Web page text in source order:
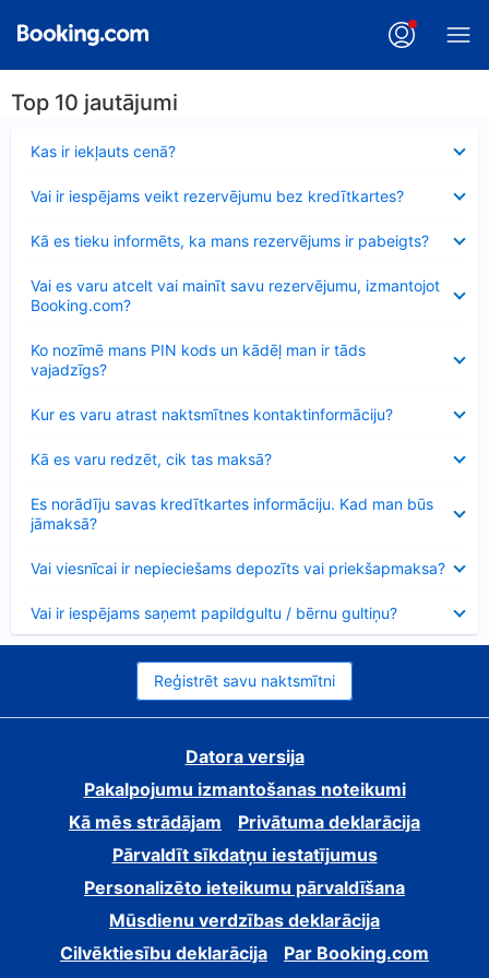
Top 10 jautājumi
Kas ir iekļauts cenā?
Vai ir iespējams veikt rezervējumu bez kredītkartes?
Kā es tieku informēts, ka mans rezervējums ir pabeigts?
Vai es varu atcelt vai mainīt savu rezervējumu, izmantojot
Booking.com?
Ko nozīmē mans PIN kods un kādēļ man ir tāds
vajadzīgs?
Kur es varu atrast naktsmītnes kontaktinformāciju?
Kā es varu redzēt, cik tas maksā?
Es norādīju savas kredītkartes informāciju. Kad man būs
jāmaksā?
Vai viesnīcai ir nepieciešams depozīts vai priekšapmaksa?
Vai ir iespējams saņemt papildgultu / bērnu gultiņu?
Reģistrēt savu naktsmītni
Datora versija
Pakalpojumu izmantošanas noteikumi
Kā mēs strādājam
Privātuma deklarācija
Pārvaldīt sīkdatņu iestatījumus
Personalizēto ieteikumu pārvaldīšana
Mūsdienu verdzības deklarācija
Cilvēktiesību deklarācija
Par Booking.com